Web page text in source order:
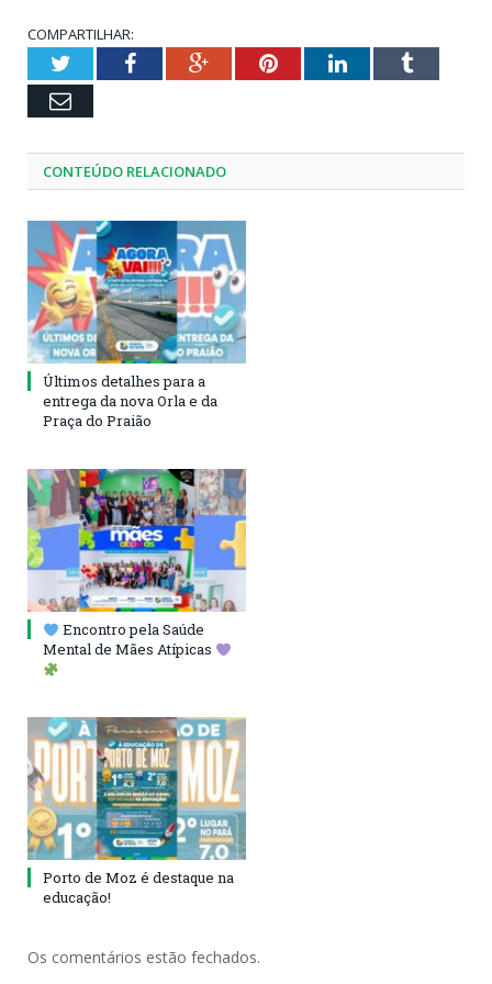
COMPARTILHAR:
TwitterFacebookGoogle+PinterestLinkedInTumblr
Email
CONTEÚDO RELACIONADO
Últimos detalhes para a
entrega da nova Orla e da
Praça do Praião
Encontro pela Saúde
Mental de Mães Atípicas
Porto de Moz é destaque na
educação!
Os comentários estão fechados.